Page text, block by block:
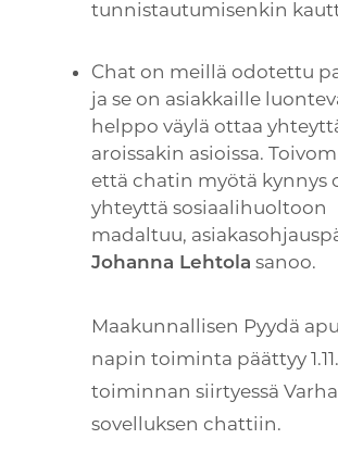
tunnistautumisenkin
Chat on meillä odotettu
ja se on asiakkaille
helppo väylä ottaa
aroissakin asioissa.
että chatin myötä kynnys
yhteyttä sosiaalihuoltoon
madaltuu,
Johanna Lehtola sanoo.
Maakunnallisen Pyydä
napin toiminta päättyy
toiminnan siirtyessä
sovelluksen chattiin.